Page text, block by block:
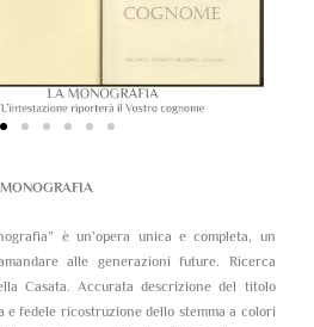
MONOGRAFIA
è un’opera unica e completa, un
alle generazioni future. Ricerca
Casata. Accurata descrizione del titolo
e fedele ricostruzione dello stemma a colori